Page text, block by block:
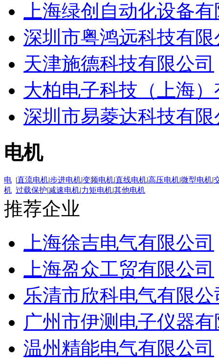
上海绿创自动化设备
深圳市粤鸿远科技有
天津施德科技有限公司
大柏电子科技（上海
深圳市易菱达科技有限
电机
电
机
|直流电机|步进电机|变频电机|直线电机|高压电机|微型电机|
过载保护|减速电机|力矩电机|其他电机
推荐企业
上海徐吉电气有限公司
上海盈众工贸有限公司
乐清市欣科电气有限公
广州市伊测电子仪器
温州精能电气有限公司